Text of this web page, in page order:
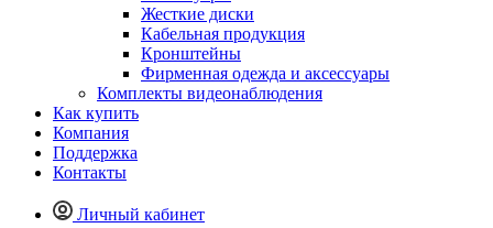
Жесткие диски
Кабельная продукция
Кронштейны
Фирменная одежда и аксессуары
Комплекты видеонаблюдения
Как купить
Компания
Поддержка
Контакты
Личный кабинет